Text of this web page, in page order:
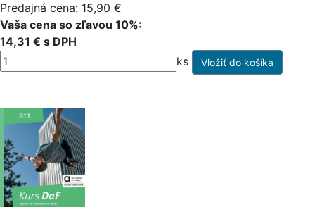
Predajná cena: 15,90 €
Vaša cena so zľavou 10%:
14,31 € s DPH
ks